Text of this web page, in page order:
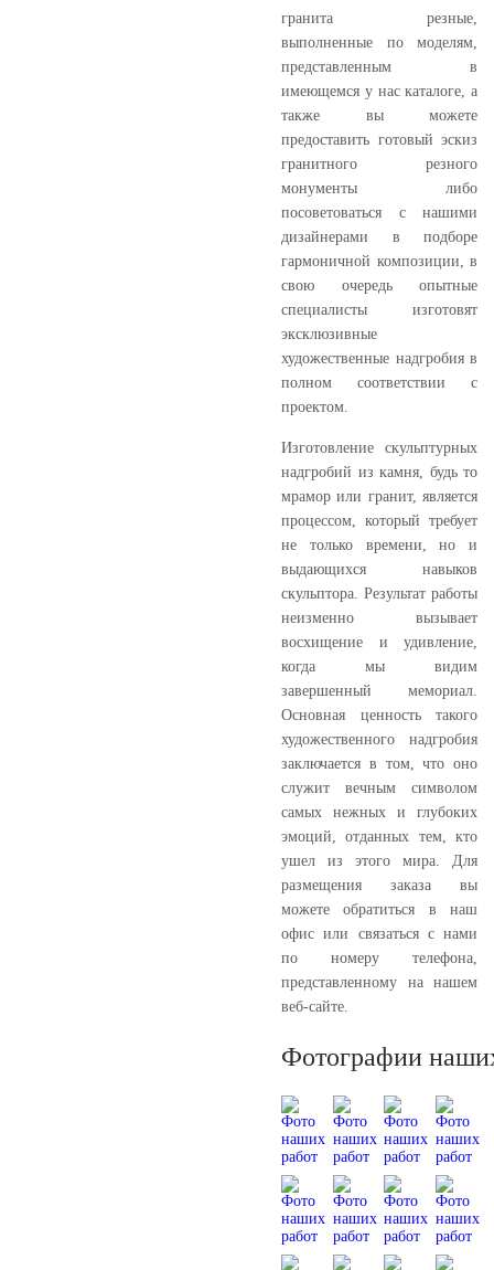
гранита резные,
выполненные по моделям,
представленным в
имеющемся у нас каталоге, а
также вы можете
предоставить готовый эскиз
гранитного резного
монументы либо
посоветоваться с нашими
дизайнерами в подборе
гармоничной композиции, в
свою очередь опытные
специалисты изготовят
эксклюзивные
художественные надгробия в
полном соответствии с
проектом.
Изготовление скульптурных
надгробий из камня, будь то
мрамор или гранит, является
процессом, который требует
не только времени, но и
выдающихся навыков
скульптора. Результат работы
неизменно вызывает
восхищение и удивление,
когда мы видим
завершенный мемориал.
Основная ценность такого
художественного надгробия
заключается в том, что оно
служит вечным символом
самых нежных и глубоких
эмоций, отданных тем, кто
ушел из этого мира. Для
размещения заказа вы
можете обратиться в наш
офис или связаться с нами
по номеру телефона,
представленному на нашем
веб-сайте.
Фотографии